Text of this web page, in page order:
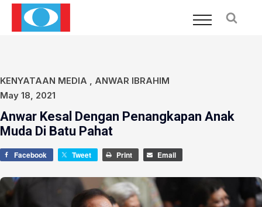
KENYATAAN MEDIA , ANWAR IBRAHIM
May 18, 2021
Anwar Kesal Dengan Penangkapan Anak
Muda Di Batu Pahat
Facebook Tweet Print Email